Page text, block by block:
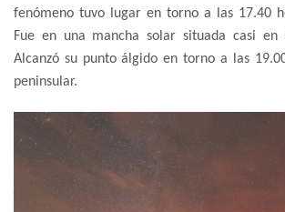
fenómeno tuvo lugar en torno a las 17.40
Fue en una mancha solar situada casi
Alcanzó su punto álgido en torno a las
peninsular.